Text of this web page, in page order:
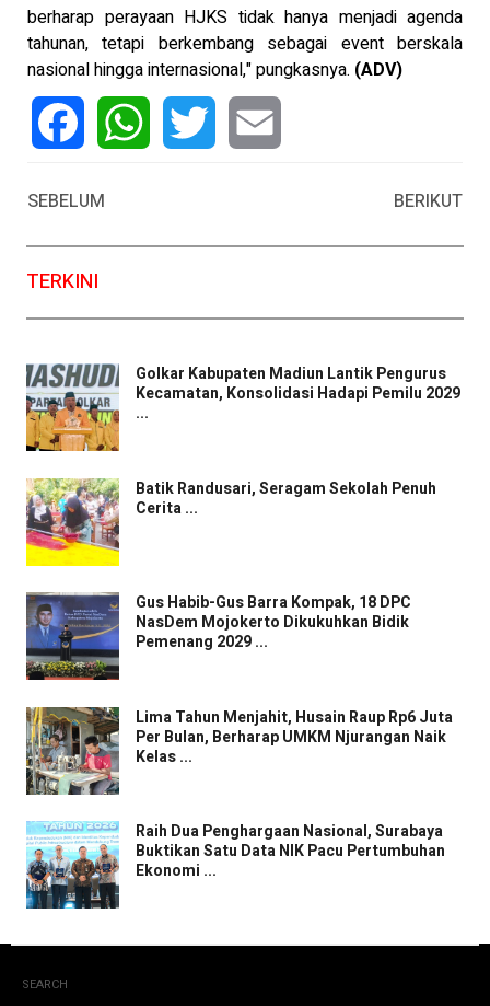
berharap perayaan HJKS tidak hanya menjadi agenda
tahunan, tetapi berkembang sebagai event berskala
nasional hingga internasional," pungkasnya. (ADV)
SEBELUM
BERIKUT
TERKINI
Golkar Kabupaten Madiun Lantik Pengurus
Kecamatan, Konsolidasi Hadapi Pemilu 2029
...
Batik Randusari, Seragam Sekolah Penuh
Cerita ...
Gus Habib-Gus Barra Kompak, 18 DPC
NasDem Mojokerto Dikukuhkan Bidik
Pemenang 2029 ...
Lima Tahun Menjahit, Husain Raup Rp6 Juta
Per Bulan, Berharap UMKM Njurangan Naik
Kelas ...
Raih Dua Penghargaan Nasional, Surabaya
Buktikan Satu Data NIK Pacu Pertumbuhan
Ekonomi ...
SEARCH